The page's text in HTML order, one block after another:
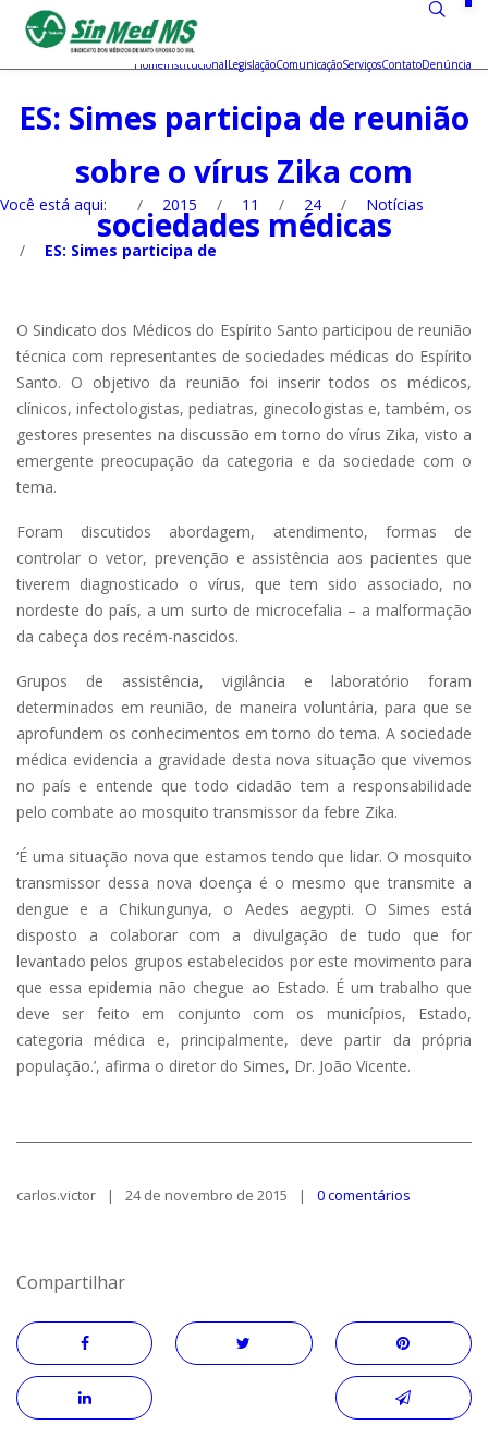
HomeInstitucionalLegislaçãoComunicaçãoServiçosContatoDenúncia
ES: Simes participa de reunião
sobre o vírus Zika com
sociedades médicas
Você está aqui: / 2015 / 11 / 24 / Notícias
/ ES: Simes participa de
O Sindicato dos Médicos do Espírito Santo participou de reunião
técnica com representantes de sociedades médicas do Espírito
Santo. O objetivo da reunião foi inserir todos os médicos,
clínicos, infectologistas, pediatras, ginecologistas e, também, os
gestores presentes na discussão em torno do vírus Zika, visto a
emergente preocupação da categoria e da sociedade com o
tema.
Foram discutidos abordagem, atendimento, formas de
controlar o vetor, prevenção e assistência aos pacientes que
tiverem diagnosticado o vírus, que tem sido associado, no
nordeste do país, a um surto de microcefalia – a malformação
da cabeça dos recém-nascidos.
Grupos de assistência, vigilância e laboratório foram
determinados em reunião, de maneira voluntária, para que se
aprofundem os conhecimentos em torno do tema. A sociedade
médica evidencia a gravidade desta nova situação que vivemos
no país e entende que todo cidadão tem a responsabilidade
pelo combate ao mosquito transmissor da febre Zika.
‘É uma situação nova que estamos tendo que lidar. O mosquito
transmissor dessa nova doença é o mesmo que transmite a
dengue e a Chikungunya, o Aedes aegypti. O Simes está
disposto a colaborar com a divulgação de tudo que for
levantado pelos grupos estabelecidos por este movimento para
que essa epidemia não chegue ao Estado. É um trabalho que
deve ser feito em conjunto com os municípios, Estado,
categoria médica e, principalmente, deve partir da própria
população.’, afirma o diretor do Simes, Dr. João Vicente.
carlos.victor 24 de novembro de 2015 0 comentários
Compartilhar